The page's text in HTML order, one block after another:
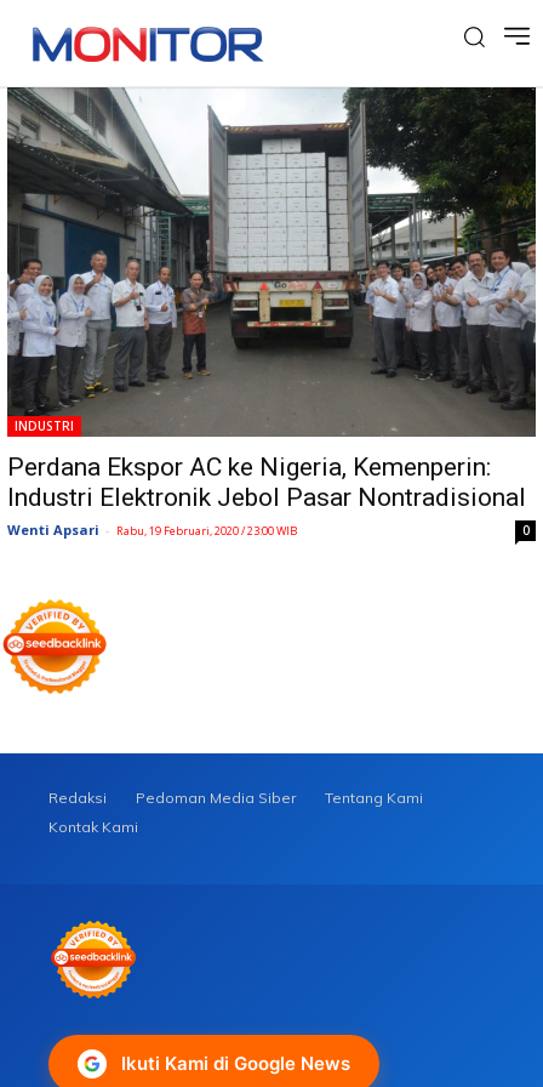
Tag: Industri AC
INDUSTRI
Perdana Ekspor AC ke Nigeria, Kemenperin:
Industri Elektronik Jebol Pasar Nontradisional
Wenti Apsari - Rabu, 19 Februari, 2020 / 23:00 WIB 0
Redaksi Pedoman Media Siber
Tentang Kami
Kontak Kami
Ikuti Kami di Google News